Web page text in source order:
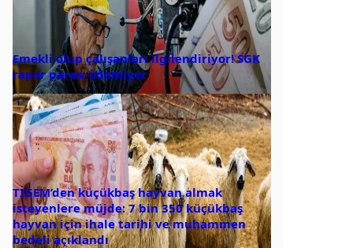
Emekli olup çalışanları ilgilendiriyor! SGK
rapor parası ödemiyor
TİGEM’den küçükbaş hayvan almak
isteyenlere müjde: 7 bin 350 küçükbaş
hayvan için ihale tarihi ve muhammen
bedeli açıklandı